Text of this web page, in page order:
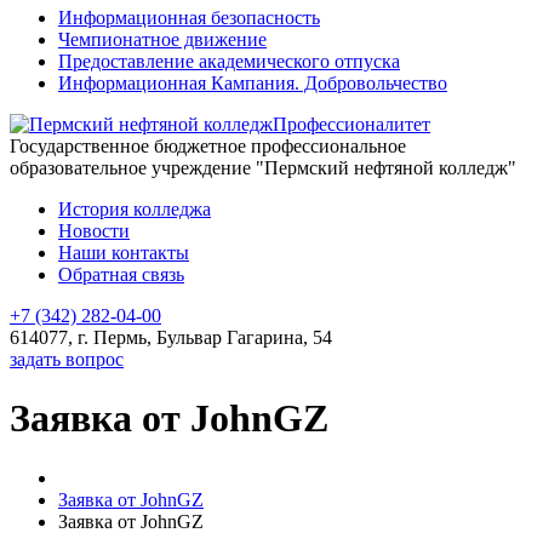
Информационная безопасность
Чемпионатное движение
Предоставление академического отпуска
Информационная Кампания. Добровольчество
Профессионалитет
Государственное бюджетное профессиональное
образовательное учреждение "Пермский нефтяной колледж"
История колледжа
Новости
Наши контакты
Обратная связь
+7 (342) 282-04-00
614077, г. Пермь, Бульвар Гагарина, 54
задать вопрос
Заявка от JohnGZ
Заявка от JohnGZ
Заявка от JohnGZ